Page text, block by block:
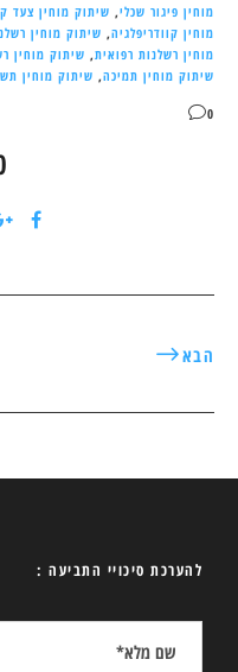
מוחין פיגור שכלי, שיתוק מוחין צעד
מוחין קוודריפלגיה, שיתוק מוחין
מוחין רשלנות רפואית, שיתוק מוחין
שיתוק מוחין תמיכה, שיתוק מוחין
0
הבא
להערכת סיכויי התביעה :